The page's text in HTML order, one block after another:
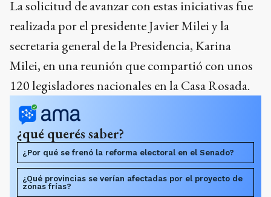
La solicitud de avanzar con estas iniciativas fue
realizada por el presidente Javier Milei y la
secretaria general de la Presidencia, Karina
Milei, en una reunión que compartió con unos
120 legisladores nacionales en la Casa Rosada.
¿qué querés saber?
¿Por qué se frenó la reforma electoral en el Senado?
¿Qué provincias se verían afectadas por el proyecto de
zonas frías?